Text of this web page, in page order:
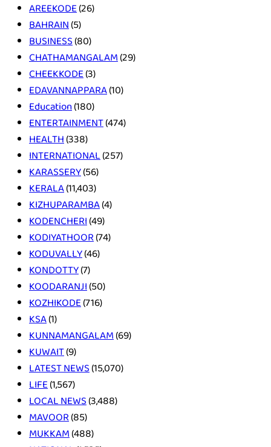
AREEKODE(26)
BAHRAIN(5)
BUSINESS(80)
CHATHAMANGALAM(29)
CHEEKKODE(3)
EDAVANNAPPARA(10)
Education(180)
ENTERTAINMENT(474)
HEALTH(338)
INTERNATIONAL(257)
KARASSERY(56)
KERALA(11,403)
KIZHUPARAMBA(4)
KODENCHERI(49)
KODIYATHOOR(74)
KODUVALLY(46)
KONDOTTY(7)
KOODARANJI(50)
KOZHIKODE(716)
KSA(1)
KUNNAMANGALAM(69)
KUWAIT(9)
LATEST NEWS(15,070)
LIFE(1,567)
LOCAL NEWS(3,488)
MAVOOR(85)
MUKKAM(488)